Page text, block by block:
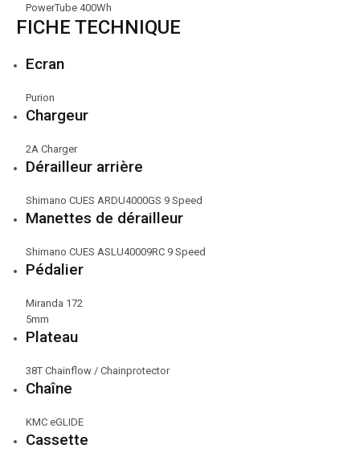
PowerTube 400Wh
FICHE TECHNIQUE
Ecran
Purion
Chargeur
2A Charger
Dérailleur arrière
Shimano CUES ARDU4000GS 9 Speed
Manettes de dérailleur
Shimano CUES ASLU40009RC 9 Speed
Pédalier
Miranda 172
5mm
Plateau
38T Chainflow / Chainprotector
Chaîne
KMC eGLIDE
Cassette